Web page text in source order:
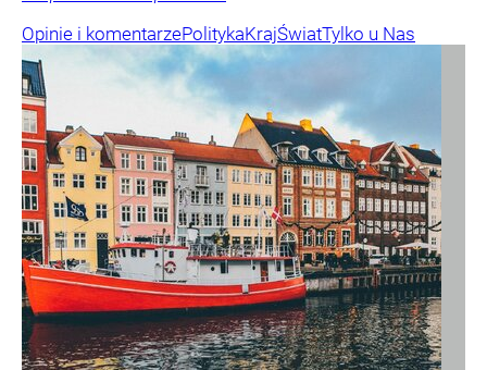
Opinie i komentarzePolitykaKrajŚwiatTylko u Nas